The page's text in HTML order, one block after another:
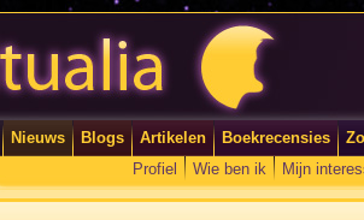
Nieuws Blogs Artikelen Boekrecensies
Profiel
Wie ben ik Mijn